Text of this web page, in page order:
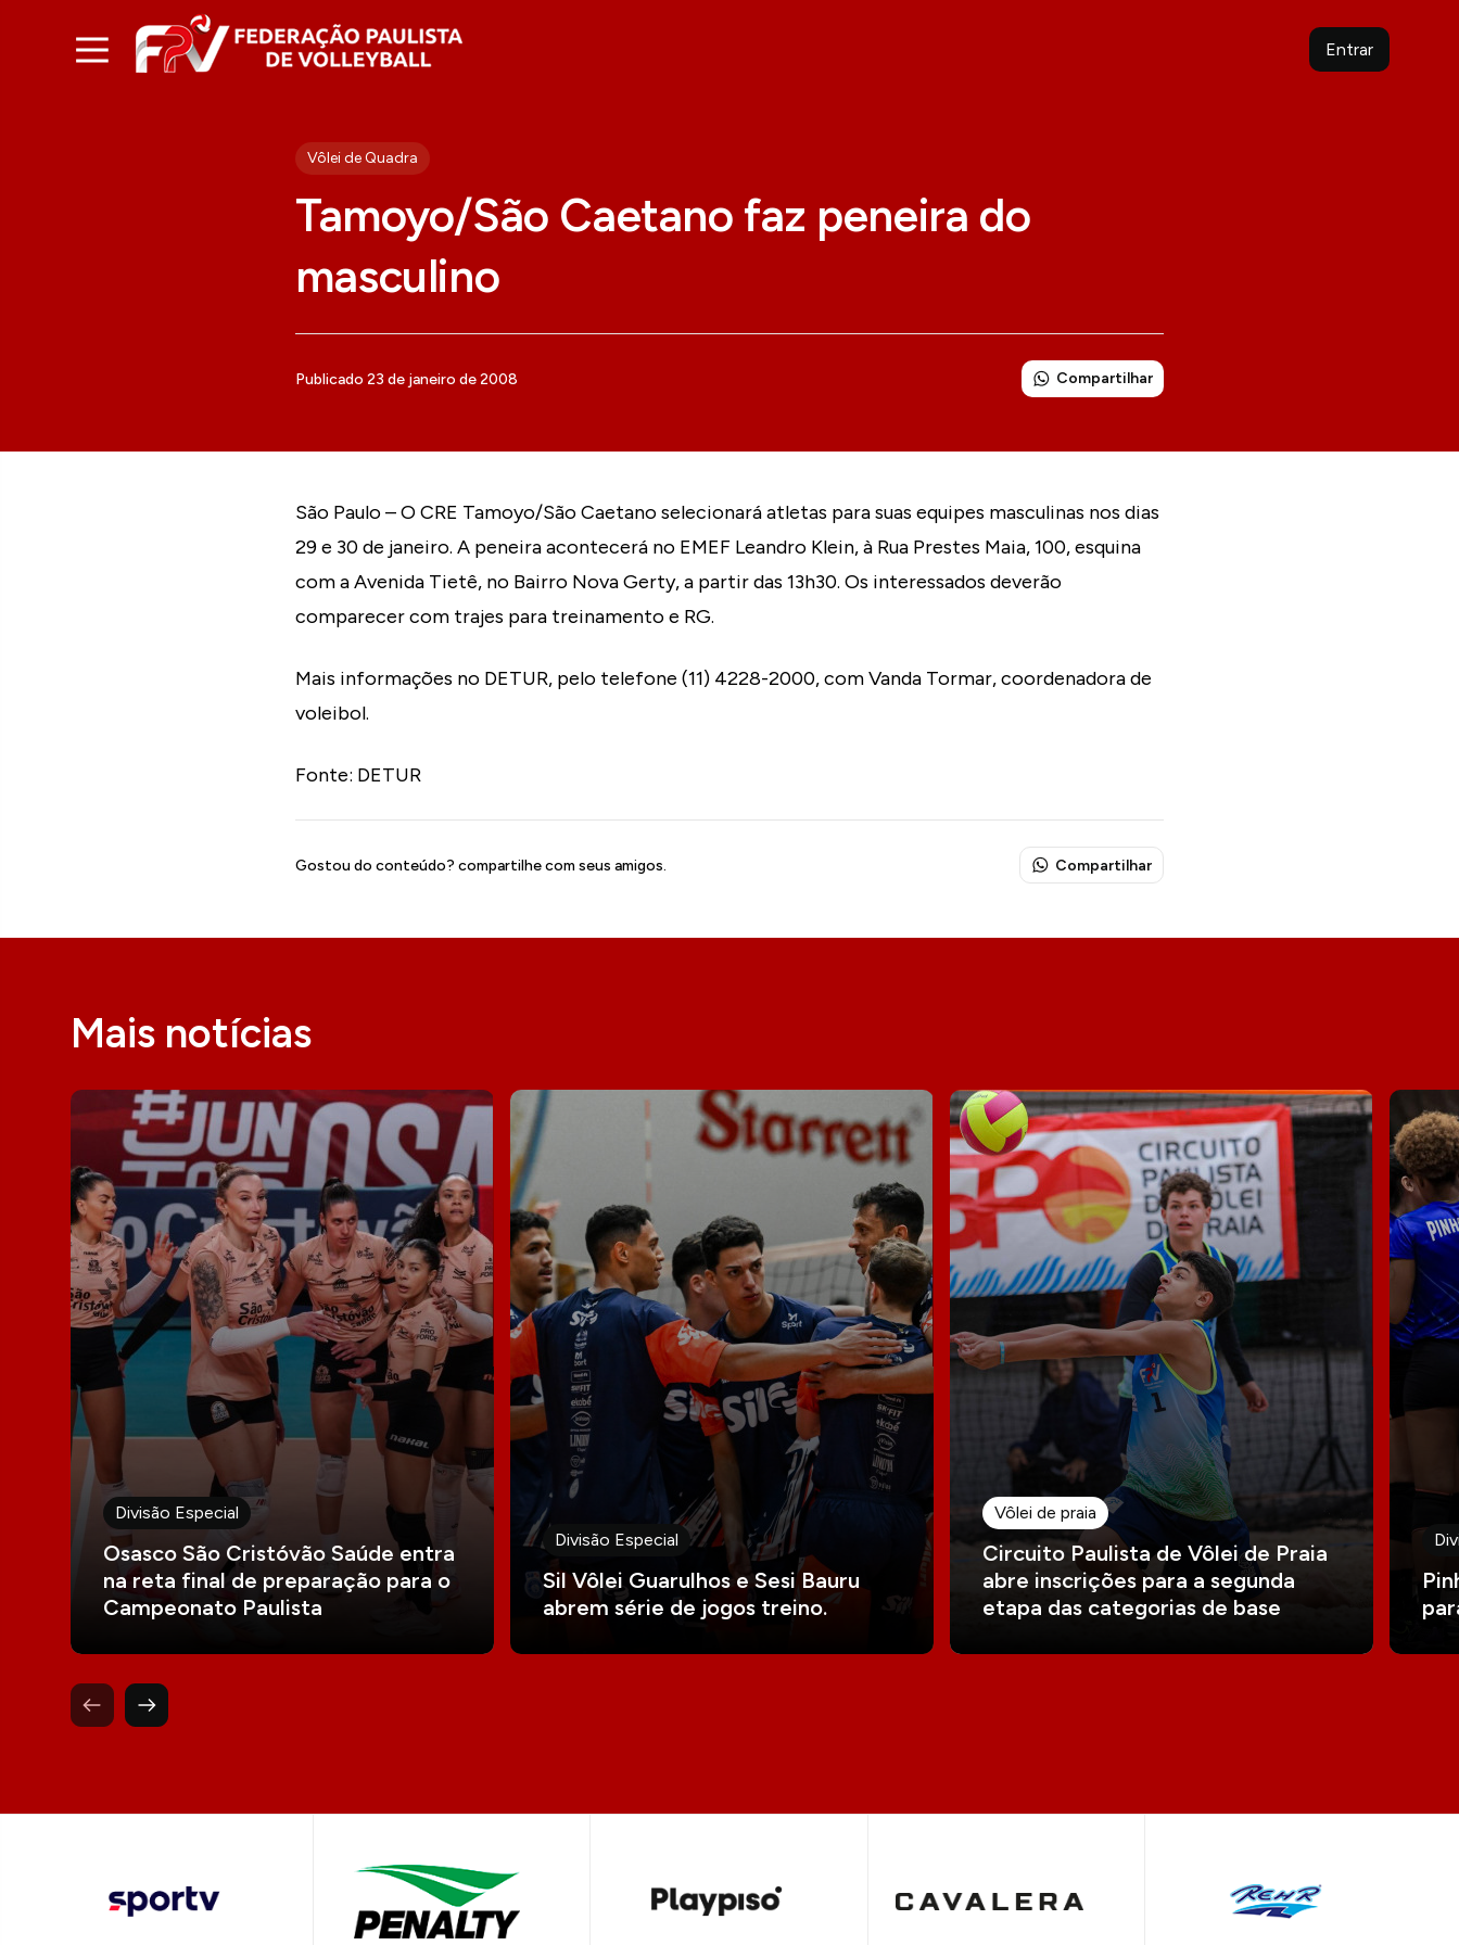
Entrar
Vôlei de Quadra
Tamoyo/São Caetano faz peneira do
masculino
Publicado 23 de janeiro de 2008 Compartilhar
São Paulo – O CRE Tamoyo/São Caetano selecionará atletas para suas equipes masculinas nos dias
29 e 30 de janeiro. A peneira acontecerá no EMEF Leandro Klein, à Rua Prestes Maia, 100, esquina
com a Avenida Tietê, no Bairro Nova Gerty, a partir das 13h30. Os interessados deverão
comparecer com trajes para treinamento e RG.
Mais informações no DETUR, pelo telefone (11) 4228-2000, com Vanda Tormar, coordenadora de
voleibol.
Fonte: DETUR
Gostou do conteúdo? compartilhe com seus amigos. Compartilhar
Mais notícias
Divisão Especial
Osasco São Cristóvão Saúde entra
na reta final de preparação para o
Campeonato Paulista
Divisão Especial
Sil Vôlei Guarulhos e Sesi Bauru
abrem série de jogos treino.
Vôlei de praia
Circuito Paulista de Vôlei de Praia
abre inscrições para a segunda
etapa das categorias de base